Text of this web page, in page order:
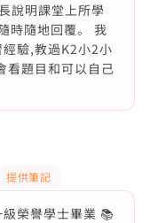
說明課堂上所學
隨地回覆。 我
驗,教過K2小2小
看題目和可以自己
提供筆記
榮譽學士畢業 📚